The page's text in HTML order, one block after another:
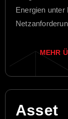
Energien unter
MEHR
Asset